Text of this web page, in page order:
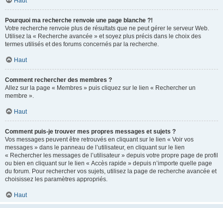
Pourquoi ma recherche renvoie une page blanche ?!
Votre recherche renvoie plus de résultats que ne peut gérer le serveur Web.
Utilisez la « Recherche avancée » et soyez plus précis dans le choix des
termes utilisés et des forums concernés par la recherche.
Haut
Comment rechercher des membres ?
Allez sur la page « Membres » puis cliquez sur le lien « Rechercher un
membre ».
Haut
Comment puis-je trouver mes propres messages et sujets ?
Vos messages peuvent être retrouvés en cliquant sur le lien « Voir vos
messages » dans le panneau de l’utilisateur, en cliquant sur le lien
« Rechercher les messages de l’utilisateur » depuis votre propre page de profil
ou bien en cliquant sur le lien « Accès rapide » depuis n’importe quelle page
du forum. Pour rechercher vos sujets, utilisez la page de recherche avancée et
choisissez les paramètres appropriés.
Haut